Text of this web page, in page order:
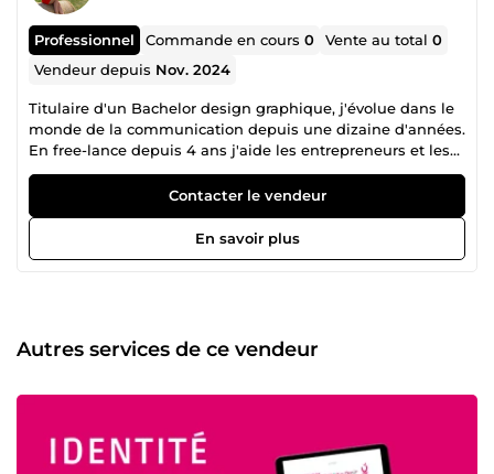
Professionnel Commande en cours0 Vente au total0
Vendeur depuis Nov. 2024
Titulaire d'un Bachelor design graphique, j'évolue dans le
monde de la communication depuis une dizaine d'années.
En free-lance depuis 4 ans j'aide les entrepreneurs et les
petites entreprises à structurer leur stratégie de
communication et à mettre en valeur leur image en
construisant une identité visuelle forte.
Contacter le vendeur
En savoir plus
Autres services de ce vendeur